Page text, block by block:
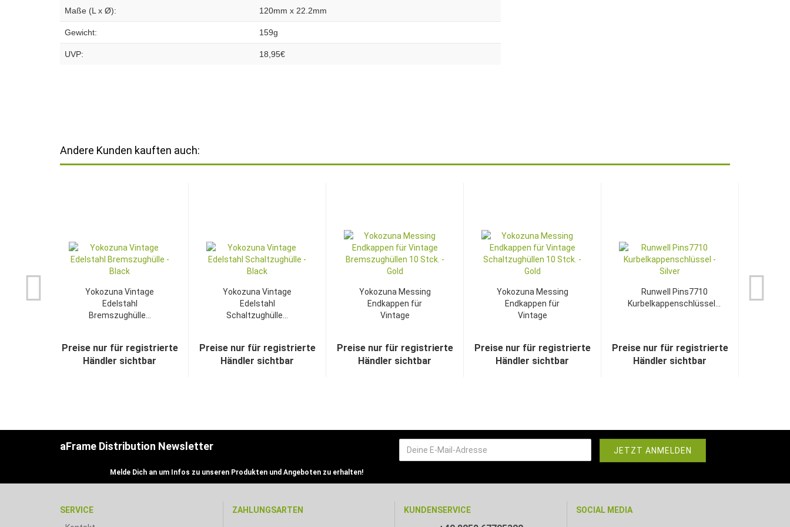
Maße (L x Ø): 120mm x 22.2mm
Gewicht: 159g
UVP: 18,95€
Andere Kunden kauften auch:
Yokozuna Vintage
Edelstahl
Bremszughülle...
Preise nur für registrierte
Händler sichtbar
Yokozuna Vintage
Edelstahl
Schaltzughülle...
Preise nur für registrierte
Händler sichtbar
Yokozuna Messing
Endkappen für
Vintage
Preise nur für registrierte
Händler sichtbar
Yokozuna Messing
Endkappen für
Vintage
Preise nur für registrierte
Händler sichtbar
Runwell Pins7710
Kurbelkappenschlüssel...
Preise nur für registrierte
Händler sichtbar
aFrame Distribution Newsletter
Melde Dich an um Infos zu unseren Produkten und Angeboten zu erhalten!
SERVICE
ZAHLUNGSARTEN KUNDENSERVICE SOCIAL MEDIA